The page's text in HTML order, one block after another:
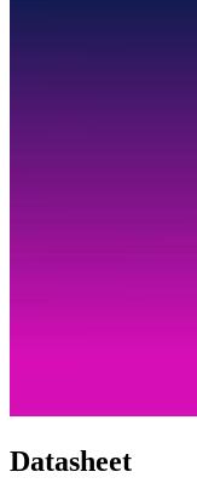
Datasheet